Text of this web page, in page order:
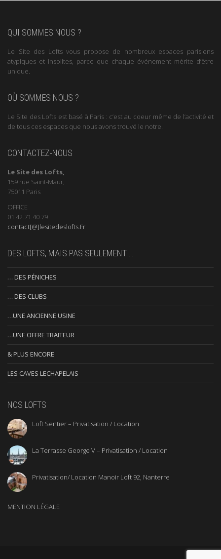
QUI SOMMES NOUS ?
Le Site des Lofts vous propose de nombreux espaces parisiens
atypiques et insolites, parce que chaque événement mérite d’être
unique.
OÙ SOMMES NOUS ?
Le Site des Lofts est basé à Paris : c’est au coeur même de l’activité et
de tous ces espaces que nous avons trouvé le notre.
CONTACTEZ-NOUS
Le Site des Lofts,
159 rue Saint-Maur,
75011 Paris
OFFICE
01.42.71.40.79
contact[@]lesitedeslofts.Fr
DES LOFTS, MAIS PAS SEULEMENT …
… DES PÉNICHES
… DES CLUBS
…UNE ANCIENNE USINE
…UNE OFFRE TRAITEUR
& PLUS ENCORE
LES CAVES LECHAPELAIS
NOS LOFTS
Loft Sentier – Privatisation / Location
La Terrasse George V – Privatisation / Location
Privatisation/ Location Manoir Loft 92, Nanterre
MENTION LÉGALE